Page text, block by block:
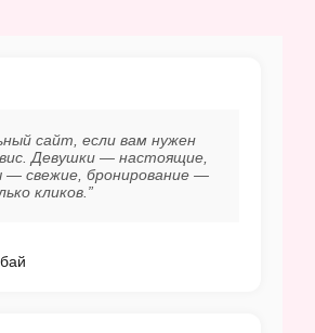
сайт, если вам нужен
Девушки — настоящие,
— свежие, бронирование —
кликов.”